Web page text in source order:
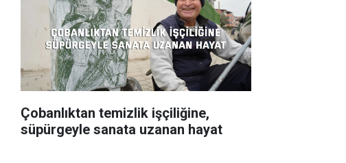
Çobanlıktan temizlik işçiliğine,
süpürgeyle sanata uzanan hayat